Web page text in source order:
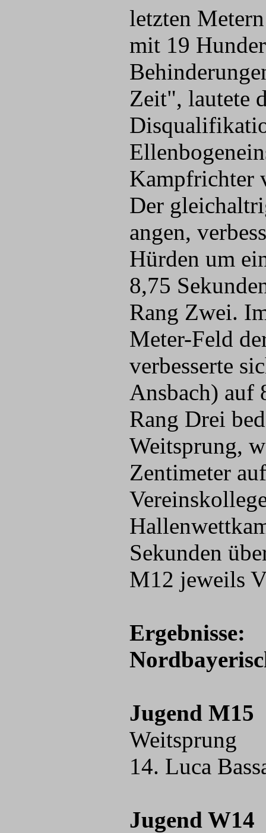
letzten
mit 19
Zeit", lautete
Kampfrichter
Der
angen,
Hürden um
8,75
Rang Zwei.
Meter-Feld
verbesserte
Ansbach) auf
Rang Drei
Weitsprung,
Zentimeter
Sekunden
M12 jeweils
Ergebnisse:
Jugend M15
Weitsprung
14. Luca
Jugend W14